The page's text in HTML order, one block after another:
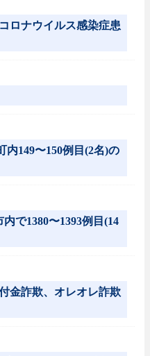
ロナウイルス感染症患
内149〜150例目(2名)の
内で1380〜1393例目(14
金詐欺、オレオレ詐欺